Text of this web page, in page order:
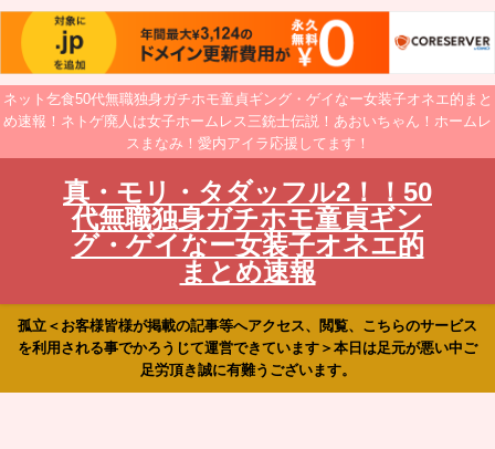
ネット乞食50代無職独身ガチホモ童貞ギング・ゲイなー女装子オネエ的まと
め速報！ネトゲ廃人は女子ホームレス三銃士伝説！あおいちゃん！ホームレ
スまなみ！愛内アイラ応援してます！
真・モリ・タダッフル2！！50
代無職独身ガチホモ童貞ギン
グ・ゲイなー女装子オネエ的
まとめ速報
孤立＜お客様皆様が掲載の記事等へアクセス、閲覧、こちらのサービス
を利用される事でかろうじて運営できています＞本日は足元が悪い中ご
足労頂き誠に有難うございます。